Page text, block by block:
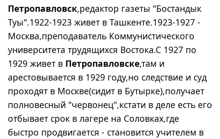
Петропавловск,редактор газеты "Бостандык
Туы".1922-1923 живет в Ташкенте.1923-1927 -
Москва,преподаватель Коммунистического
университета трудящихся Востока.С 1927 по
1929 живет в Петропавловске,там и
арестовывается в 1929 году,но следствие и суд
проходят в Москве(сидит в Бутырке),получает
полновесный "червонец",кстати в деле есть его
отбывает срок в лагере на Соловках,где
быстро продвигается - становится учителем в